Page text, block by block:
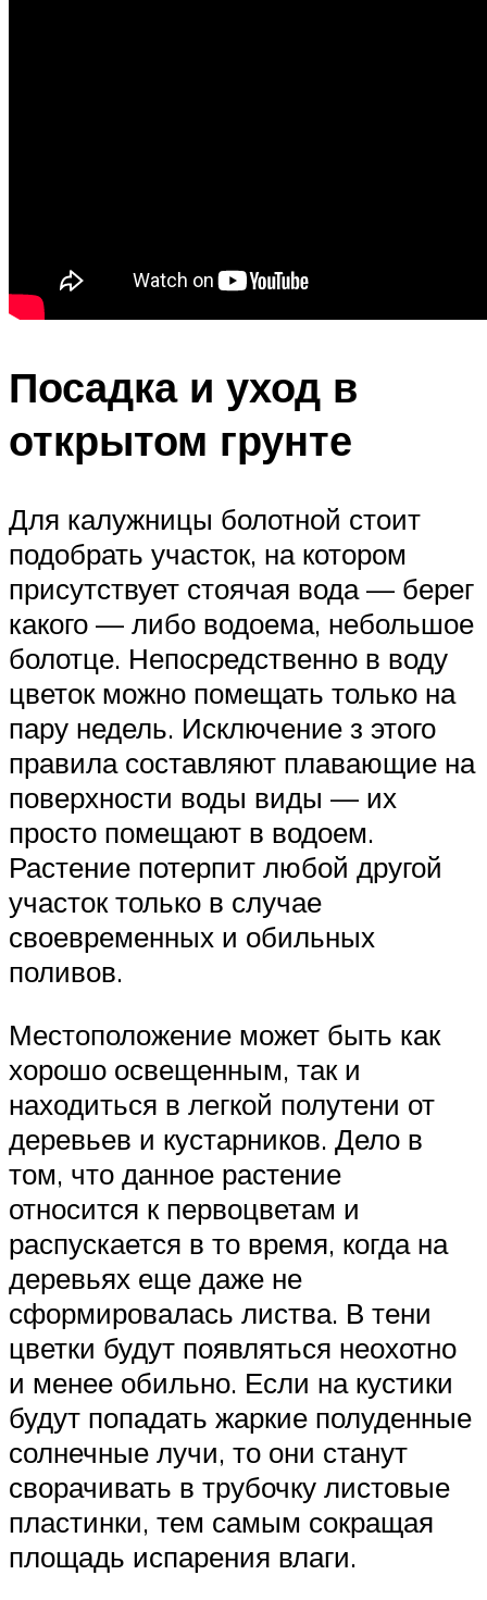
Посадка и уход в
открытом грунте
Для калужницы болотной стоит
подобрать участок, на котором
присутствует стоячая вода — берег
какого — либо водоема, небольшое
болотце. Непосредственно в воду
цветок можно помещать только на
пару недель. Исключение з этого
правила составляют плавающие на
поверхности воды виды — их
просто помещают в водоем.
Растение потерпит любой другой
участок только в случае
своевременных и обильных
поливов.
Местоположение может быть как
хорошо освещенным, так и
находиться в легкой полутени от
деревьев и кустарников. Дело в
том, что данное растение
относится к первоцветам и
распускается в то время, когда на
деревьях еще даже не
сформировалась листва. В тени
цветки будут появляться неохотно
и менее обильно. Если на кустики
будут попадать жаркие полуденные
солнечные лучи, то они станут
сворачивать в трубочку листовые
пластинки, тем самым сокращая
площадь испарения влаги.